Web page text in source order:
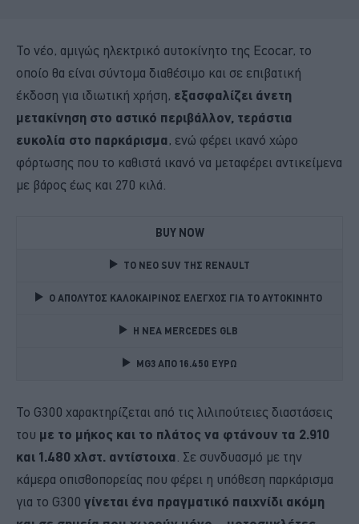
Το νέο, αμιγώς ηλεκτρικό αυτοκίνητο της Ecocar, το
οποίο θα είναι σύντομα διαθέσιμο και σε επιβατική
έκδοση για ιδιωτική χρήση, εξασφαλίζει άνετη
μετακίνηση στο αστικό περιβάλλον, τεράστια
ευκολία στο παρκάρισμα, ενώ φέρει ικανό χώρο
φόρτωσης που το καθιστά ικανό να μεταφέρει αντικείμενα
με βάρος έως και 270 κιλά.
BUY NOW
TO NEO SUV ΤΗΣ RENAULT
Ο ΑΠΟΛΥΤΟΣ ΚΑΛΟΚΑΙΡΙΝΟΣ ΕΛΕΓΧΟΣ ΓΙΑ ΤΟ ΑΥΤΟΚΙΝΗΤΟ
Η ΝΕΑ MERCEDES GLB
MG3 ΑΠΟ 16.450 ΕΥΡΩ
Το G300 χαρακτηρίζεται από τις λιλιπούτειες διαστάσεις
του με το μήκος και το πλάτος να φτάνουν τα 2.910
και 1.480 χλστ. αντίστοιχα . Σε συνδυασμό με την
κάμερα οπισθοπορείας που φέρει η υπόθεση παρκάρισμα
για το G300 γίνεται ένα πραγματικό παιχνίδι ακόμη